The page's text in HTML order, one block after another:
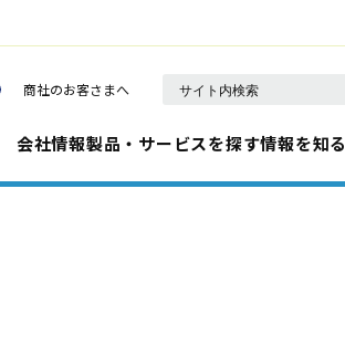
商社のお客さまへ
会社情報製品・サービスを探す情報を知る